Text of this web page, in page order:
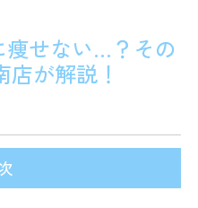
痩せない…？その
が解説！